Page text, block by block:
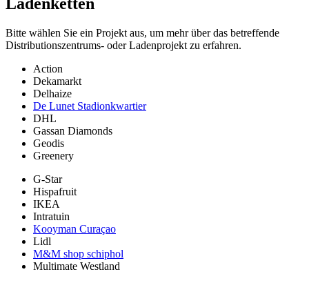
Ladenketten
Bitte wählen Sie ein Projekt aus, um mehr über das betreffende
Distributionszentrums- oder Ladenprojekt zu erfahren.
Action
Dekamarkt
Delhaize
De Lunet Stadionkwartier
DHL
Gassan Diamonds
Geodis
Greenery
G-Star
Hispafruit
IKEA
Intratuin
Kooyman Curaçao
Lidl
M&M shop schiphol
Multimate Westland